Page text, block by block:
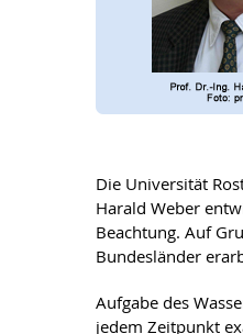
Die Universität
Harald Weber
Beachtung. Auf
Bundesländer
Aufgabe des
jedem Zeitpunkt